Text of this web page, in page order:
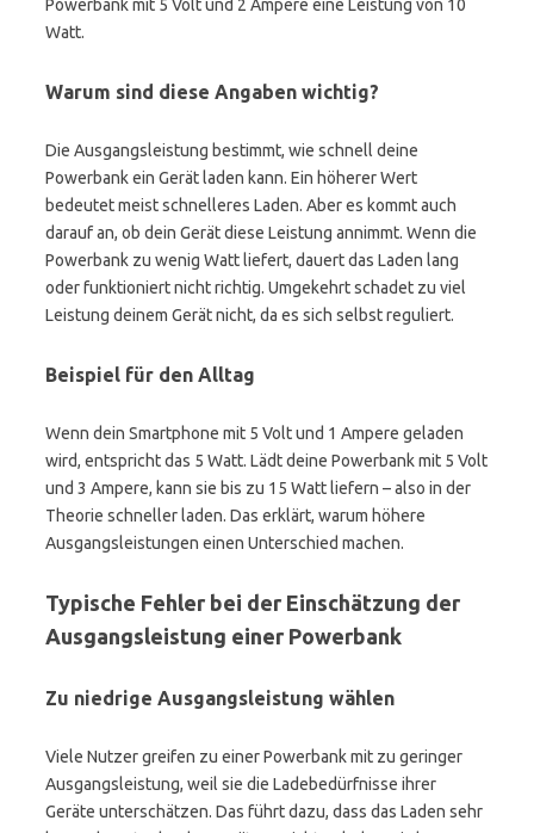
Powerbank mit 5 Volt und 2 Ampere eine Leistung von 10
Watt.
Warum sind diese Angaben wichtig?
Die Ausgangsleistung bestimmt, wie schnell deine
Powerbank ein Gerät laden kann. Ein höherer Wert
bedeutet meist schnelleres Laden. Aber es kommt auch
darauf an, ob dein Gerät diese Leistung annimmt. Wenn die
Powerbank zu wenig Watt liefert, dauert das Laden lang
oder funktioniert nicht richtig. Umgekehrt schadet zu viel
Leistung deinem Gerät nicht, da es sich selbst reguliert.
Beispiel für den Alltag
Wenn dein Smartphone mit 5 Volt und 1 Ampere geladen
wird, entspricht das 5 Watt. Lädt deine Powerbank mit 5 Volt
und 3 Ampere, kann sie bis zu 15 Watt liefern – also in der
Theorie schneller laden. Das erklärt, warum höhere
Ausgangsleistungen einen Unterschied machen.
Typische Fehler bei der Einschätzung der
Ausgangsleistung einer Powerbank
Zu niedrige Ausgangsleistung wählen
Viele Nutzer greifen zu einer Powerbank mit zu geringer
Ausgangsleistung, weil sie die Ladebedürfnisse ihrer
Geräte unterschätzen. Das führt dazu, dass das Laden sehr